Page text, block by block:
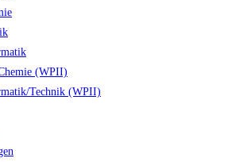
(WPII)
Technik (WPII)